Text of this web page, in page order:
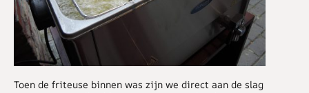
Toen de friteuse binnen was zijn we direct aan de slag